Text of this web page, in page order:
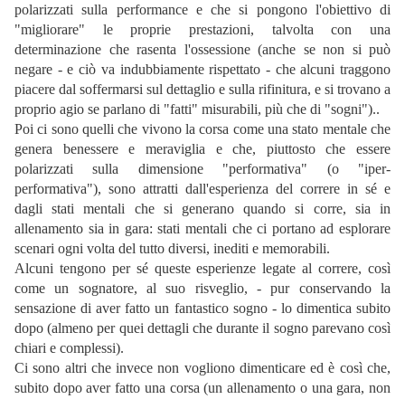
polarizzati sulla performance e che si pongono l'obiettivo di
"migliorare" le proprie prestazioni, talvolta con una
determinazione che rasenta l'ossessione (anche se non si può
negare - e ciò va indubbiamente rispettato - che alcuni traggono
piacere dal soffermarsi sul dettaglio e sulla rifinitura, e si trovano a
proprio agio se parlano di "fatti" misurabili, più che di "sogni")..
Poi ci sono quelli che vivono la corsa come una stato mentale che
genera benessere e meraviglia e che, piuttosto che essere
polarizzati sulla dimensione "performativa" (o "iper-
performativa"), sono attratti dall'esperienza del correre in sé e
dagli stati mentali che si generano quando si corre, sia in
allenamento sia in gara: stati mentali che ci portano ad esplorare
scenari ogni volta del tutto diversi, inediti e memorabili.
Alcuni tengono per sé queste esperienze legate al correre, così
come un sognatore, al suo risveglio, - pur conservando la
sensazione di aver fatto un fantastico sogno - lo dimentica subito
dopo (almeno per quei dettagli che durante il sogno parevano così
chiari e complessi).
Ci sono altri che invece non vogliono dimenticare ed è così che,
subito dopo aver fatto una corsa (un allenamento o una gara, non